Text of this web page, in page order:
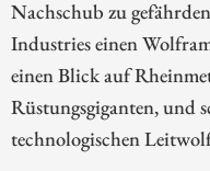
Nachschub zu
Industries einen
einen Blick auf
Rüstungsgiganten, und
technologischen